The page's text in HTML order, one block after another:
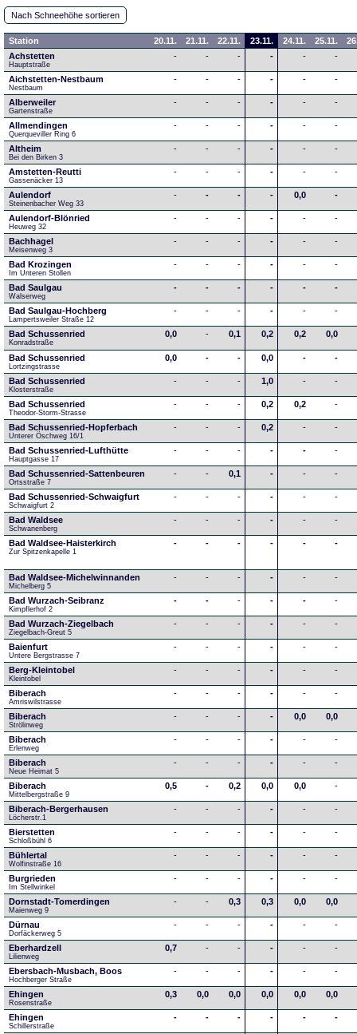
Nach Schneehöhe sortieren
Station 20.11. 21.11. 22.11. 23.11. 24.11. 25.11.
Achstetten
Hauptstraße
- - - - - -
Aichstetten-Nestbaum
Nestbaum
- - - - - -
Alberweiler
Gartenstraße
- - - - - -
Allmendingen
Querqueviller Ring 6
- - - - - -
Altheim
Bei den Birken 3
- - - - - -
Amstetten-Reutti
Gassenäcker 13
- - - - - -
Aulendorf
Steinenbacher Weg 33
- - - - 0,0 -
Aulendorf-Blönried
Heuweg 32
- - - - - -
Bachhagel
Meisenweg 3
- - - - - -
Bad Krozingen
Im Unteren Stollen
- - - - - -
Bad Saulgau
Walserweg
- - - - - -
Bad Saulgau-Hochberg
Lampertsweiler Straße 12
- - - - - -
Bad Schussenried
Konradstraße
0,0 - 0,1 0,2 0,2 0,0
Bad Schussenried
Lortzingstrasse
0,0 - - 0,0 - -
Bad Schussenried
Klosterstraße
- - - 1,0 - -
Bad Schussenried
Theodor-Storm-Strasse
- - - 0,2 0,2 -
Bad Schussenried-Hopferbach
Unterer Öschweg 16/1
- - - 0,2 - -
Bad Schussenried-Lufthütte
Hauptgasse 17
- - - - - -
Bad Schussenried-Sattenbeuren
Ortsstraße 7
- - 0,1 - - -
Bad Schussenried-Schwaigfurt
Schwaigfurt 2
- - - - - -
Bad Waldsee
Schwanenberg
- - - - - -
Bad Waldsee-Haisterkirch
Zur Spitzenkapelle 1
- - - - - -
Bad Waldsee-Michelwinnanden
Michelberg 5
- - - - - -
Bad Wurzach-Seibranz
Kimpflerhof 2
- - - - - -
Bad Wurzach-Ziegelbach
Ziegelbach-Greut 5
- - - - - -
Baienfurt
Untere Bergstrasse 7
- - - - - -
Berg-Kleintobel
Kleintobel
- - - - - -
Biberach
Amriswilstrasse
- - - - - -
Biberach
Strölinweg
- - - - 0,0 0,0
Biberach
Erlenweg
- - - - - -
Biberach
Neue Heimat 5
- - - - - -
Biberach
Mittelbergstraße 9
0,5 - 0,2 0,0 0,0 -
Biberach-Bergerhausen
Löcherstr.1
- - - - - -
Bierstetten
Schloßbühl 6
- - - - - -
Bühlertal
Wolfinstraße 16
- - - - - -
Burgrieden
Im Stellwinkel
- - - - - -
Dornstadt-Tomerdingen
Maienweg 9
- - 0,3 0,3 0,0 0,0
Dürnau
Dorfäckerweg 5
- - - - - -
Eberhardzell
Lilienweg
0,7 - - - - -
Ebersbach-Musbach, Boos
Hochberger Straße
- - - - - -
Ehingen
Rosenstraße
0,3 0,0 0,0 0,0 0,0 0,0
Ehingen
Schillerstraße
- - - - - -